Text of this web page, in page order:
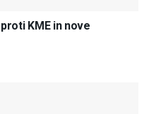
KME in nove